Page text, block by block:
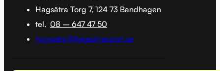
Hagsätra Torg 7, 124 73 Bandhagen
tel. 08 – 647 47 50
hagsatra@hagsatrasport.se